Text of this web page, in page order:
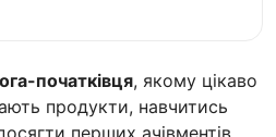
початківця, якому цікаво
продукти, навчитись